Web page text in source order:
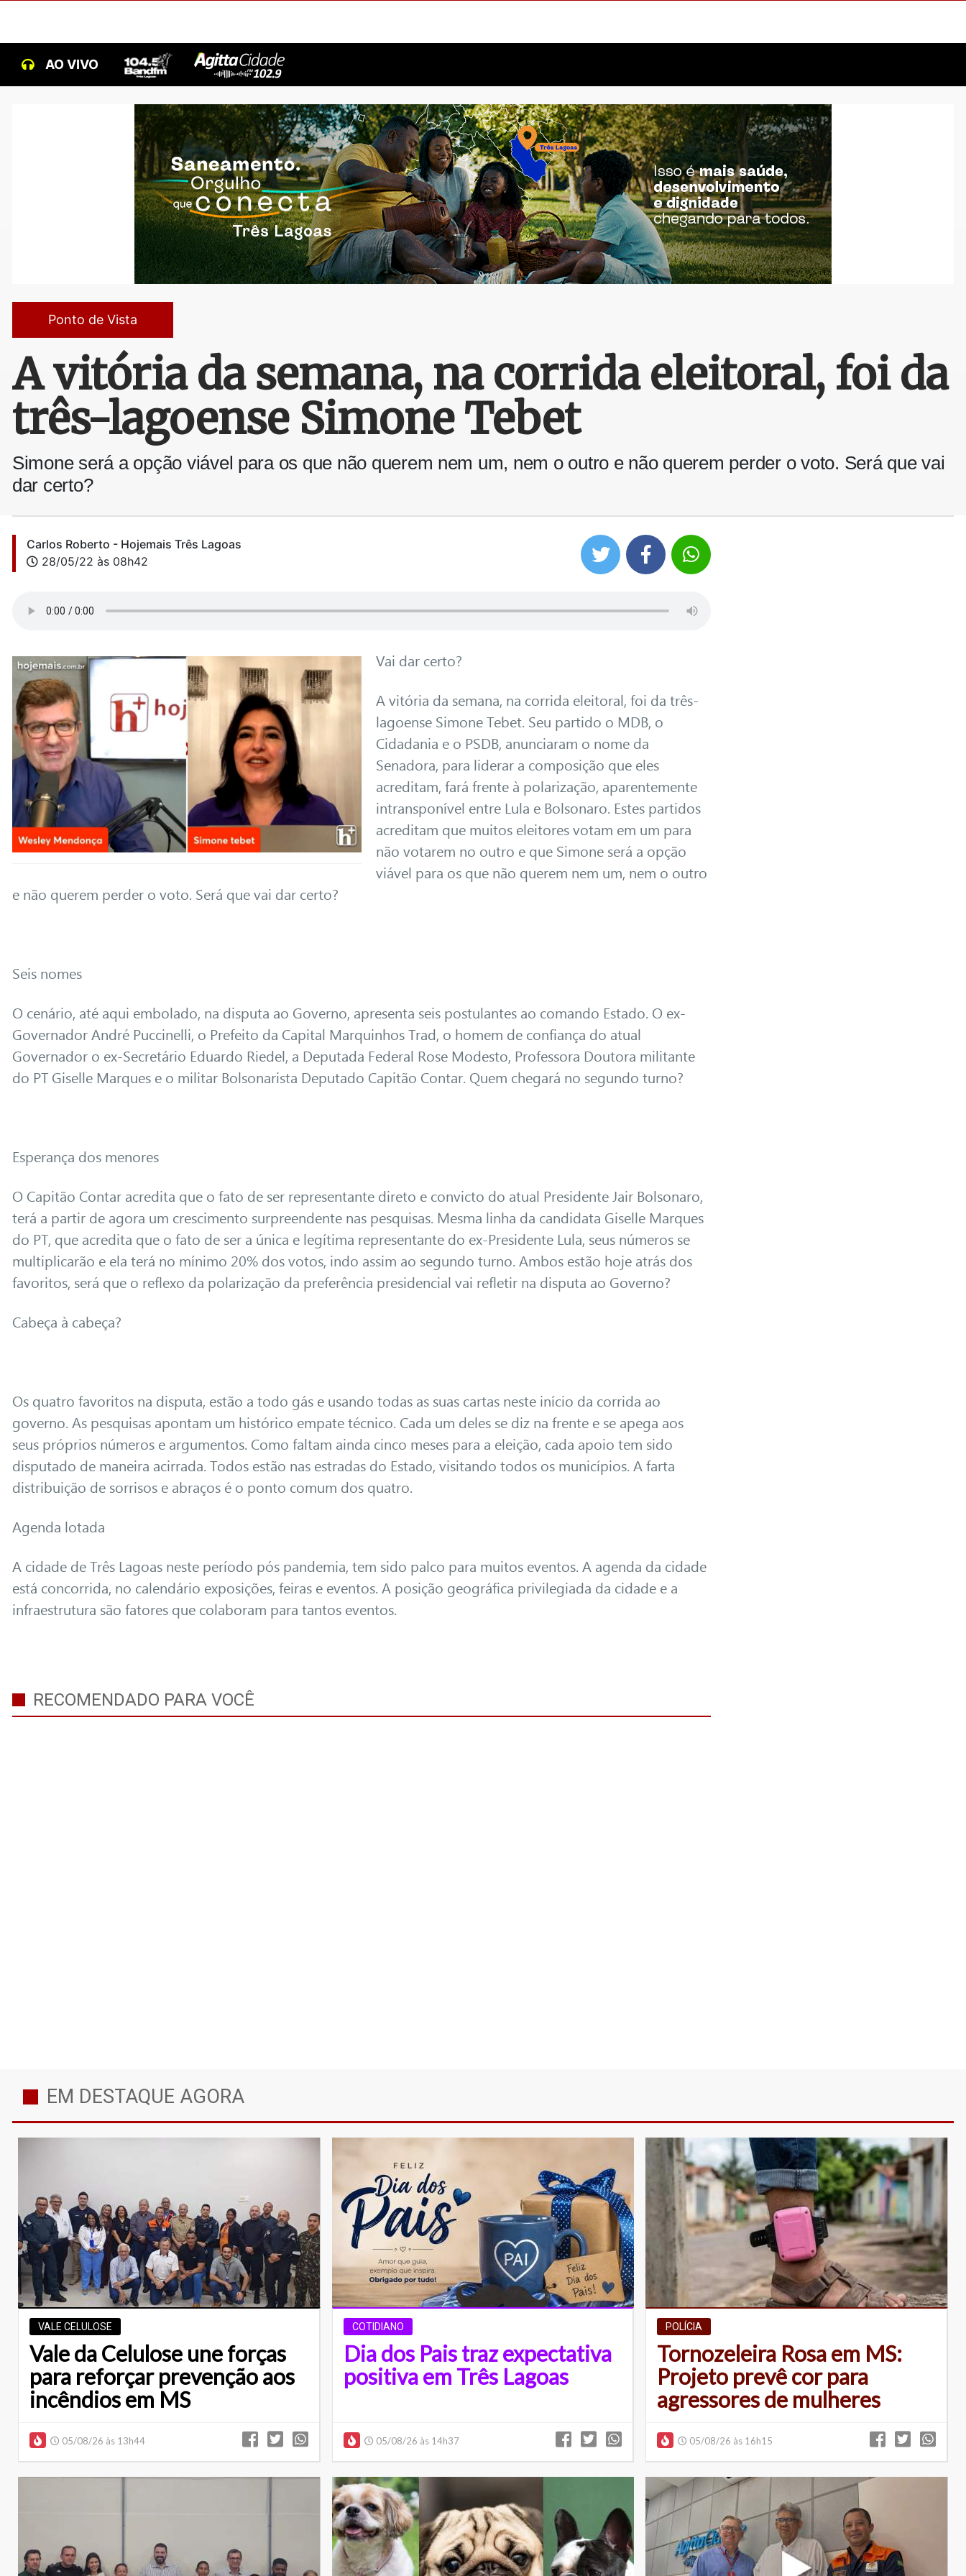
AO VIVO
Ponto de Vista
A vitória da semana, na corrida eleitoral, foi da
três-lagoense Simone Tebet
Simone será a opção viável para os que não querem nem um, nem o outro e não querem perder o voto. Será que vai
dar certo?
Carlos Roberto - Hojemais Três Lagoas
28/05/22 às 08h42
Vai dar certo?
A vitória da semana, na corrida eleitoral, foi da três-
lagoense Simone Tebet. Seu partido o MDB, o
Cidadania e o PSDB, anunciaram o nome da
Senadora, para liderar a composição que eles
acreditam, fará frente à polarização, aparentemente
intransponível entre Lula e Bolsonaro. Estes partidos
acreditam que muitos eleitores votam em um para
não votarem no outro e que Simone será a opção
viável para os que não querem nem um, nem o outro
e não querem perder o voto. Será que vai dar certo?
Seis nomes
O cenário, até aqui embolado, na disputa ao Governo, apresenta seis postulantes ao comando Estado. O ex-
Governador André Puccinelli, o Prefeito da Capital Marquinhos Trad, o homem de confiança do atual
Governador o ex-Secretário Eduardo Riedel, a Deputada Federal Rose Modesto, Professora Doutora militante
do PT Giselle Marques e o militar Bolsonarista Deputado Capitão Contar. Quem chegará no segundo turno?
Esperança dos menores
O Capitão Contar acredita que o fato de ser representante direto e convicto do atual Presidente Jair Bolsonaro,
terá a partir de agora um crescimento surpreendente nas pesquisas. Mesma linha da candidata Giselle Marques
do PT, que acredita que o fato de ser a única e legítima representante do ex-Presidente Lula, seus números se
multiplicarão e ela terá no mínimo 20% dos votos, indo assim ao segundo turno. Ambos estão hoje atrás dos
favoritos, será que o reflexo da polarização da preferência presidencial vai refletir na disputa ao Governo?
Cabeça à cabeça?
Os quatro favoritos na disputa, estão a todo gás e usando todas as suas cartas neste início da corrida ao
governo. As pesquisas apontam um histórico empate técnico. Cada um deles se diz na frente e se apega aos
seus próprios números e argumentos. Como faltam ainda cinco meses para a eleição, cada apoio tem sido
disputado de maneira acirrada. Todos estão nas estradas do Estado, visitando todos os municípios. A farta
distribuição de sorrisos e abraços é o ponto comum dos quatro.
Agenda lotada
A cidade de Três Lagoas neste período pós pandemia, tem sido palco para muitos eventos. A agenda da cidade
está concorrida, no calendário exposições, feiras e eventos. A posição geográfica privilegiada da cidade e a
infraestrutura são fatores que colaboram para tantos eventos.
RECOMENDADO PARA VOCÊ
EM DESTAQUE AGORA
VALE CELULOSE
Vale da Celulose une forças
para reforçar prevenção aos
incêndios em MS
05/08/26 às 13h44
COTIDIANO
Dia dos Pais traz expectativa
positiva em Três Lagoas
05/08/26 às 14h37
POLÍCIA
Tornozeleira Rosa em MS:
Projeto prevê cor para
agressores de mulheres
05/08/26 às 16h15